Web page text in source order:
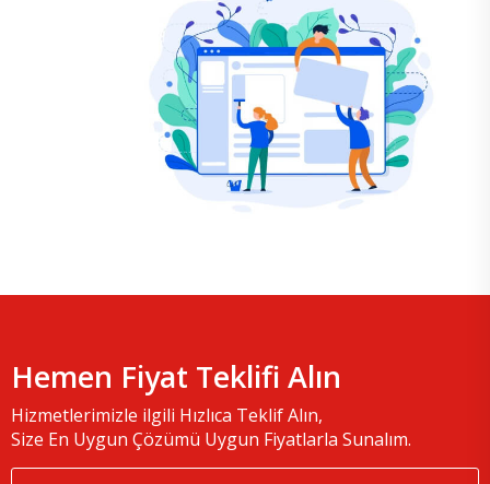
Hemen Fiyat Teklifi Alın
Hizmetlerimizle ilgili Hızlıca Teklif Alın,
Size En Uygun Çözümü Uygun Fiyatlarla Sunalım.